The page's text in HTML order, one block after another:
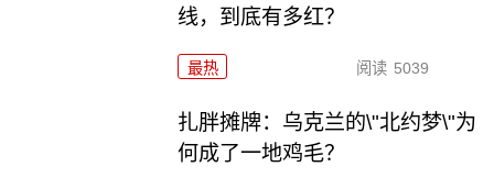
线，到底有多红？
最热 阅读 5039
扎胖摊牌：乌克兰的\"北约梦\"为
何成了一地鸡毛？